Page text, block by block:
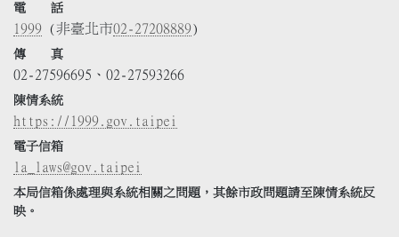
電 話
1999 (非臺北市02-27208889)
傳 真
02-27596695、02-27593266
陳情系統
https://1999.gov.taipei
電子信箱
la_laws@gov.taipei
本局信箱係處理與系統相關之問題，其餘市政問題請至陳情系統反
映。